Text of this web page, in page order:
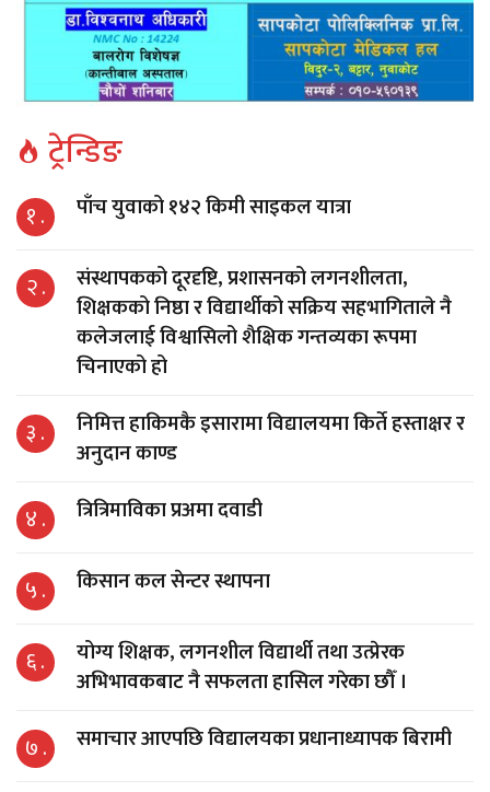
ट्रेन्डिङ
१ . पाँच युवाको १४२ किमी साइकल यात्रा
२ .
संस्थापकको दूरदृष्टि, प्रशासनको लगनशीलता,
शिक्षकको निष्ठा र विद्यार्थीको सक्रिय सहभागिताले नै
कलेजलाई विश्वासिलो शैक्षिक गन्तव्यका रूपमा
चिनाएको हो
३ .
निमित्त हाकिमकै इसारामा विद्यालयमा किर्ते हस्ताक्षर र
अनुदान काण्ड
४ . त्रित्रिमाविका प्रअमा दवाडी
५ . किसान कल सेन्टर स्थापना
६ .
योग्य शिक्षक, लगनशील विद्यार्थी तथा उत्प्रेरक
अभिभावकबाट नै सफलता हासिल गरेका छौँ ।
७ . समाचार आएपछि विद्यालयका प्रधानाध्यापक बिरामी